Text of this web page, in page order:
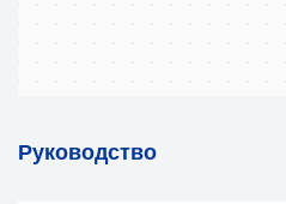
Руководство